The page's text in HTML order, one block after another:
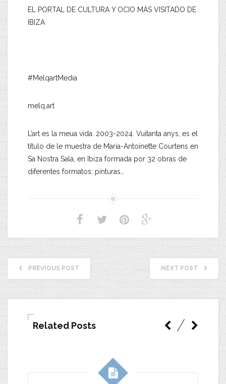
EL PORTAL DE CULTURA Y OCIO MÁS VISITADO DE
IBIZA
#MelqartMedia
melq.art
L’art es la meua vida. 2003-2024. Vuitanta anys, es el
título de le muestra de Maria-Antoinette Courtens en
Sa Nostra Sala, en Ibiza formada por 32 obras de
diferentes formatos: pinturas…
PREVIOUS POST NEXT POST
Related Posts